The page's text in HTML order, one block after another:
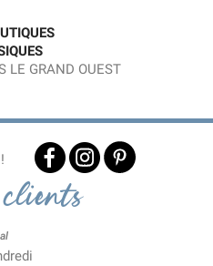
LE GRAND OUEST